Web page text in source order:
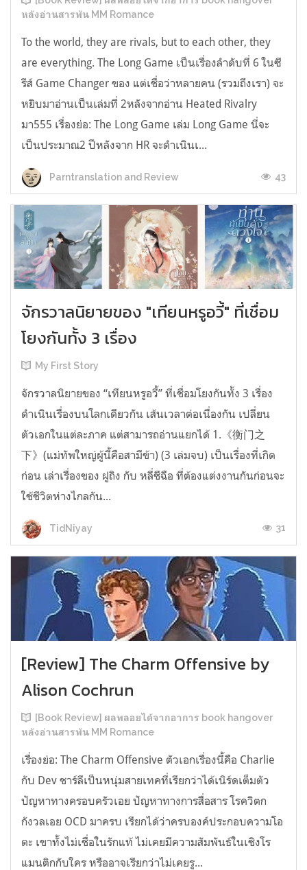
หลังอ่านสารพัน MM Romance
To the world, they are rivals, but to each other, they
are everything. The Long Game เป็นเรื่องลำดับที่ 6 ในซี
รีส์ Game Changer ของ แต่เชื่อว่าหลายคน (รวมถึงเรา) จะ
หยิบมาอ่านเป็นเล่มที่ 2หลังจากอ่าน Heated Rivalry
มา555 เรื่องย่อ: The Long Game เล่ม Long Game นี่จะ
เป็นประมาณ2 ปีหลังจาก HR จะดำเนินเ...
Parntranslation and Review 43
จักรวาลนิยายของ "เทียนหรูอวี้" ที่เชื่อม
โยงกันทั้ง 3 เรื่อง
My First Story
จักรวาลนิยายของ “เทียนหรูอวี้” ที่เชื่อมโยงกันทั้ง 3 เรื่อง
ดำเนินเรื่องบนโลกเดียวกัน เส้นเวลาต่อเนื่องกัน เปลี่ยน
ตัวเอกในแต่ละภาค แต่สามารถอ่านแยกได้ 1.《衡门之
下》(แม่ทัพใหญ่ผู้นี้คือสามีข้า) (3 เล่มจบ) เป็นเรื่องที่เกิด
ก่อน เล่าเรื่องของ ฝูถิง กับ หลี่ชีฉือ ที่ต้องแต่งงานกันก่อนจะ
ใช้ชีวิตห่างไกลกัน...
TidNiyay 31
[Review] The Charm Offensive by
Alison Cochrun
[Book Review] ผลพลอยได้จากอาการ book hangover
หลังอ่านสารพัน MM Romance
เรื่องย่อ: The Charm Offensive ตัวเอกเรื่องนี้คือ Charlie
กับ Dev ชาร์ลีเป็นหนุ่มสายเทคที่เรียกว่าได้เนิร์ดเต็มตัว
ปัญหาทางครอบครัวเอย ปัญหาทางการสื่อสาร โรควิตก
กังวลเอย OCD มาครบ เรียกได้ว่าครบองค์ประกอบความโอ
ตะ เขาทั้งไม่เชื่อในรักแท้ ไม่เคยมีความสัมพันธ์ในเชิงโร
แมนติกกับใคร หรืออาจเรียกว่าไม่เคยรู...